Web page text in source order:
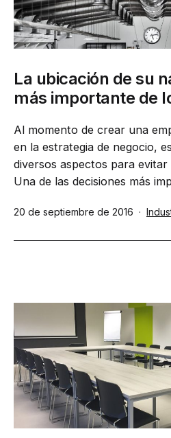
La ubicación de su
más importante de
Al momento de crear una
en la estrategia de negocio,
diversos aspectos para
Una de las decisiones más
Publicada
20 de septiembre de 2016